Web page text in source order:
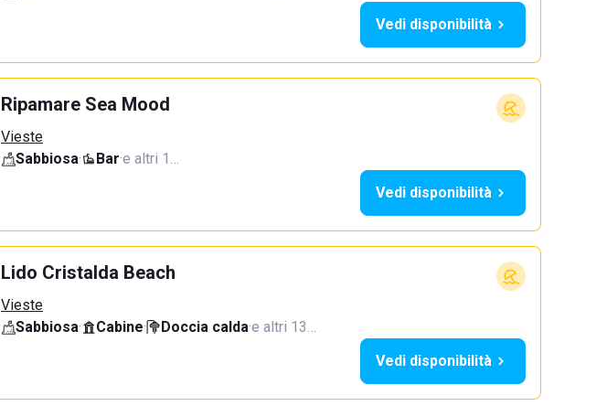
Vedi disponibilità
Ripamare Sea Mood
Vieste
Sabbiosa· Bar·e altri 1…
Vedi disponibilità
Lido Cristalda Beach
Vieste
Sabbiosa· Cabine· Doccia calda·e altri 13…
Vedi disponibilità